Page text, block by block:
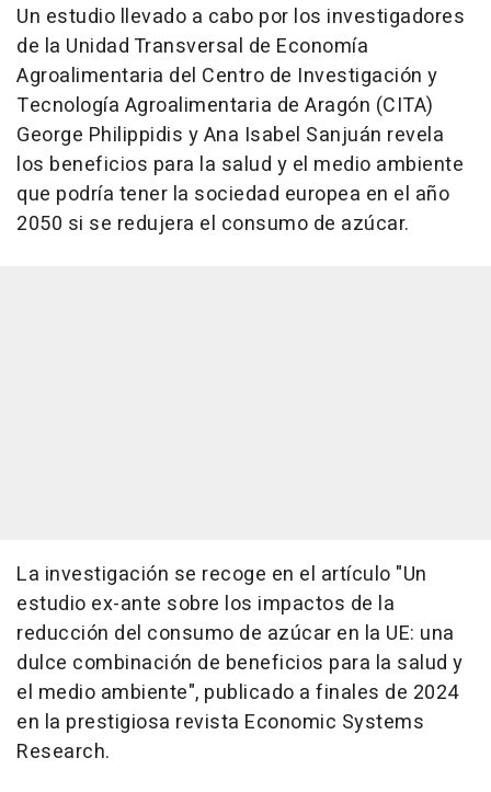
Un estudio llevado a cabo por los investigadores
de la Unidad Transversal de Economía
Agroalimentaria del Centro de Investigación y
Tecnología Agroalimentaria de Aragón (CITA)
George Philippidis y Ana Isabel Sanjuán revela
los beneficios para la salud y el medio ambiente
que podría tener la sociedad europea en el año
2050 si se redujera el consumo de azúcar.
La investigación se recoge en el artículo "Un
estudio ex-ante sobre los impactos de la
reducción del consumo de azúcar en la UE: una
dulce combinación de beneficios para la salud y
el medio ambiente", publicado a finales de 2024
en la prestigiosa revista Economic Systems
Research.